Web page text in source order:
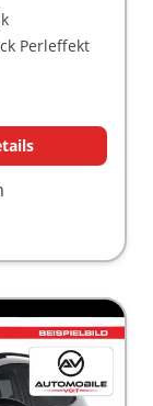
Perleffekt